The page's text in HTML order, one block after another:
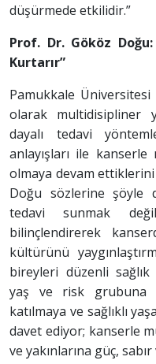
düşürmede etkilidir.”
Prof. Dr. Gököz Doğu:
Kurtarır”
Pamukkale
olarak multidisipliner
dayalı tedavi
anlayışları ile kanserle
olmaya devam
Doğu sözlerine şöyle
tedavi sunmak
bilinçlendirerek
kültürünü
bireyleri düzenli
yaş ve risk grubuna
katılmaya ve sağlıklı
davet ediyor; kanserle
ve yakınlarına güç,